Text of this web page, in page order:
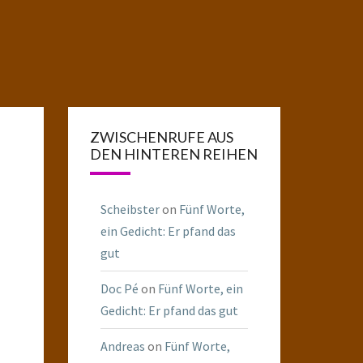
ZWISCHENRUFE AUS
DEN HINTEREN REIHEN
Scheibsteron Fünf Worte,
ein Gedicht: Er pfand das
gut
Doc Pé on Fünf Worte, ein
Gedicht: Er pfand das gut
Andreas on Fünf Worte,